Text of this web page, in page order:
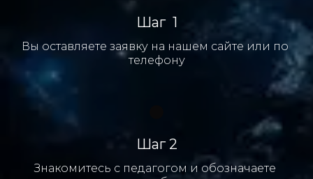
Шаг  1
Вы оставляете заявку на нашем сайте или по
телефону
Шаг 2
Знакомитесь с педагогом и обозначаете